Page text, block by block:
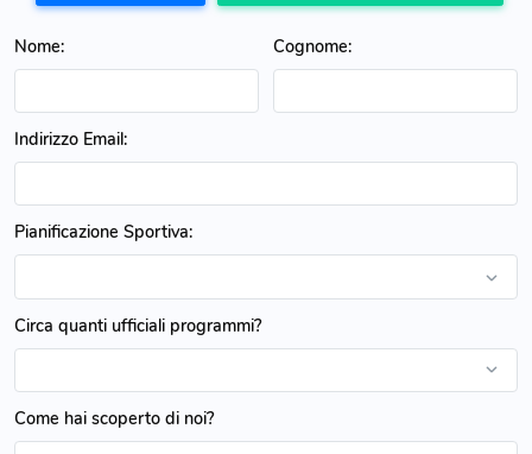
Nome: Cognome:
Indirizzo Email:
Pianificazione Sportiva:
Circa quanti ufficiali programmi?
Come hai scoperto di noi?